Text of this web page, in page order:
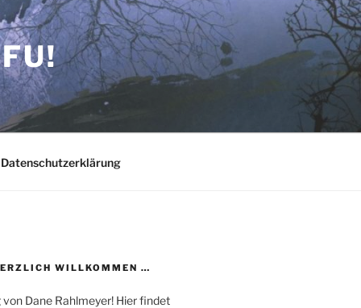
Datenschutzerklärung
WILLKOMMEN …
Dane Rahlmeyer! Hier findet